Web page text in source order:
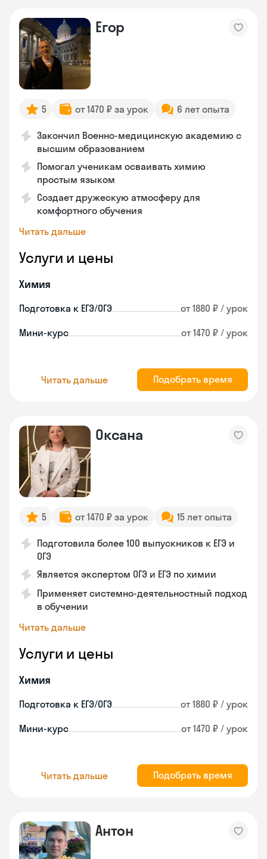
Егор
5 от 1470 ₽ за урок 6 лет опыта
Закончил Военно-медицинскую академию с
высшим образованием
Помогал ученикам осваивать химию
простым языком
Создает дружескую атмосферу для
комфортного обучения
Читать дальше
Услуги и цены
Химия
Подготовка к ЕГЭ/ОГЭ от 1880 ₽ / урок
Мини-курс от 1470 ₽ / урок
Читать дальше Подобрать время
Оксана
5 от 1470 ₽ за урок 15 лет опыта
Подготовила более 100 выпускников к ЕГЭ и
ОГЭ
Является экспертом ОГЭ и ЕГЭ по химии
Применяет системно-деятельностный подход
в обучении
Читать дальше
Услуги и цены
Химия
Подготовка к ЕГЭ/ОГЭ от 1880 ₽ / урок
Мини-курс от 1470 ₽ / урок
Читать дальше Подобрать время
Антон